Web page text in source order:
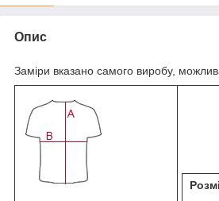
Опис
Заміри вказано самого виробу,